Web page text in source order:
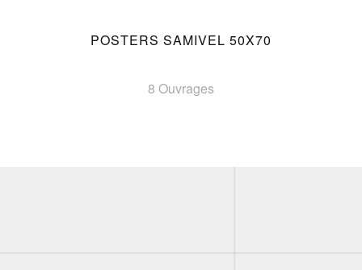
POSTERS SAMIVEL 50X70
8 Ouvrages